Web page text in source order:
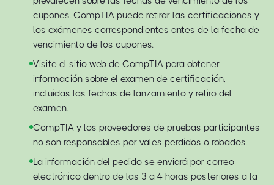
cupones. CompTIA puede retirar las certificaciones y
los exámenes correspondientes antes de la fecha de
vencimiento de los cupones.
Visite el sitio web de CompTIA para obtener
información sobre el examen de certificación,
incluidas las fechas de lanzamiento y retiro del
examen.
CompTIA y los proveedores de pruebas participantes
no son responsables por vales perdidos o robados.
La información del pedido se enviará por correo
electrónico dentro de las 3 a 4 horas posteriores a la